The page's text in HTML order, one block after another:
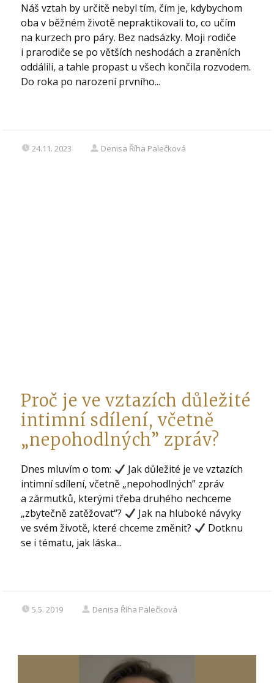
Náš vztah by určitě nebyl tím, čím je, kdybychom
oba v běžném životě nepraktikovali to, co učím
na kurzech pro páry. Bez nadsázky. Moji rodiče
i prarodiče se po větších neshodách a zraněních
oddálili, a tahle propast u všech končila rozvodem.
Do roka po narození prvního...
24.11. 2023 Denisa Říha Palečková
Proč je ve vztazích důležité
intimní sdílení, včetně
„nepohodlných” zpráv?
Dnes mluvím o tom:
Jak důležité je ve vztazích
intimní sdílení, včetně „nepohodlných” zpráv
a zármutků, kterými třeba druhého nechceme
„zbytečně zatěžovat“?
Jak na hluboké návyky
ve svém životě, které chceme změnit?
Dotknu
se i tématu, jak láska...
5.5. 2019 Denisa Říha Palečková